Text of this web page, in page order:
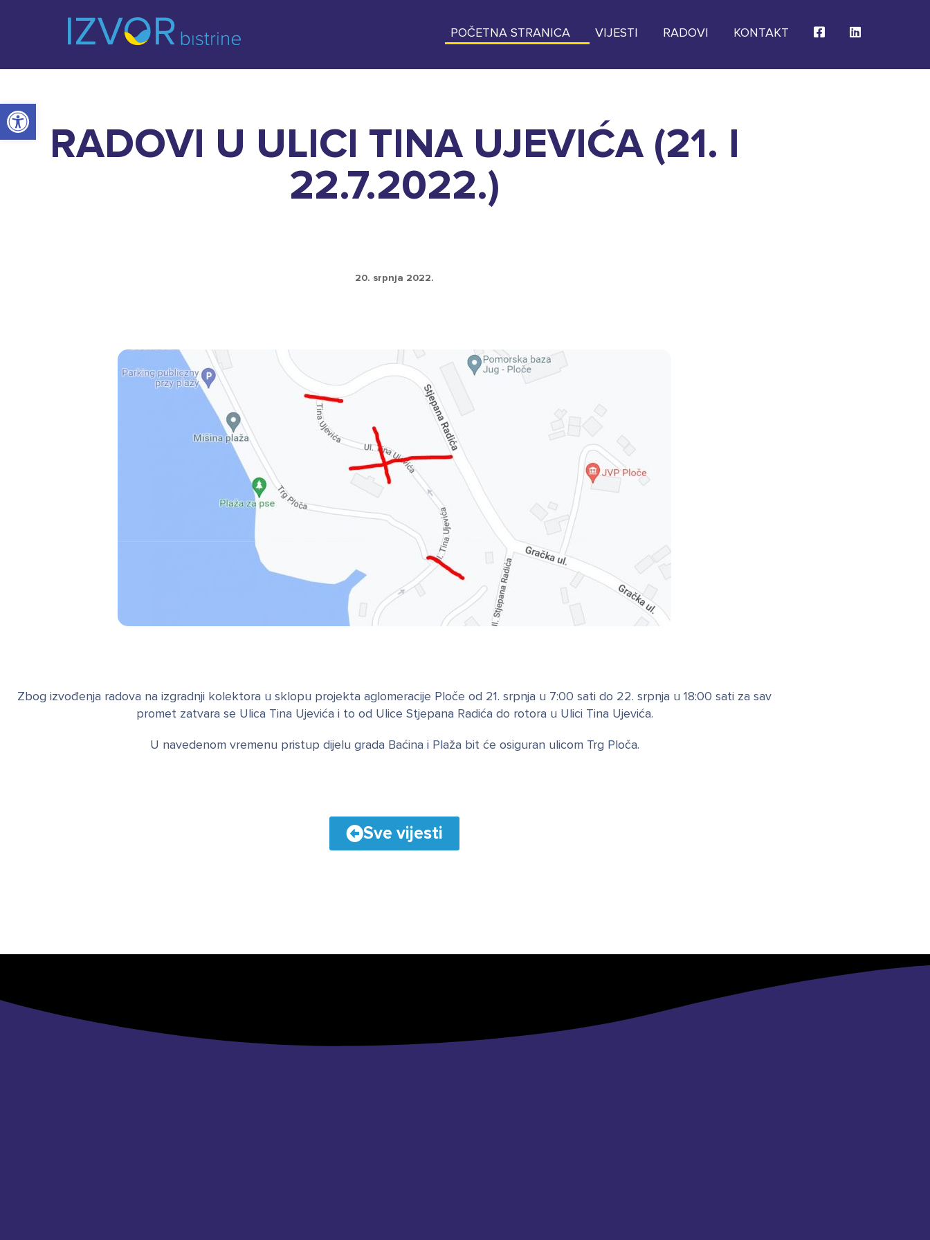
Open toolbar
POČETNA STRANICA VIJESTI RADOVI KONTAKT
RADOVI U ULICI TINA UJEVIĆA (21. I
22.7.2022.)
20. srpnja 2022.
Zbog izvođenja radova na izgradnji kolektora u sklopu projekta aglomeracije Ploče od 21. srpnja u 7:00 sati do 22. srpnja u 18:00 sati za sav
promet zatvara se Ulica Tina Ujevića i to od Ulice Stjepana Radića do rotora u Ulici Tina Ujevića.
U navedenom vremenu pristup dijelu grada Baćina i Plaža bit će osiguran ulicom Trg Ploča.
Sve vijesti